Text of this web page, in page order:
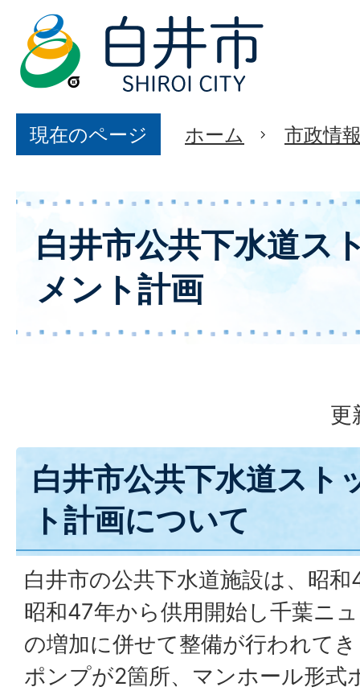
現在のページ ホーム 市政情
白井市公共下水道ス
メント計画
更
白井市公共下水道スト
ト計画について
白井市の公共下水道施設は、昭
昭和47年から供用開始し千葉ニ
の増加に併せて整備が行われて
ポンプが2箇所、マンホール形式